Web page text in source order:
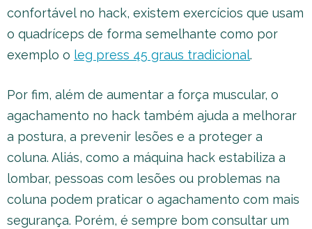
confortável no hack, existem exercícios que usam
o quadríceps de forma semelhante como por
exemplo o leg press 45 graus tradicional.
Por fim, além de aumentar a força muscular, o
agachamento no hack também ajuda a melhorar
a postura, a prevenir lesões e a proteger a
coluna. Aliás, como a máquina hack estabiliza a
lombar, pessoas com lesões ou problemas na
coluna podem praticar o agachamento com mais
segurança. Porém, é sempre bom consultar um